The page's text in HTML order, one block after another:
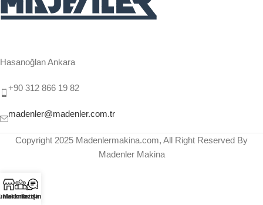
Hasanoğlan Ankara
+90 312 866 19 82
madenler@madenler.com.tr
Copyright 2025 Madenlermakina.com, All Right Reserved By
Madenler Makina
Hakkımızda
İletişim